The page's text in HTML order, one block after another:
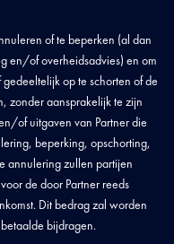
of te beperken (al dan
en/of overheidsadvies) en om
op te schorten of de
zonder aansprakelijk te zijn
of uitgaven van Partner die
beperking, opschorting,
annulering zullen partijen
de door Partner reeds
Dit bedrag zal worden
bijdragen.